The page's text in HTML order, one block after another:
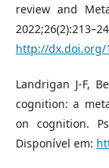
review and
http://dx.doi.org/
Landrigan J-F,
cognition: a
on cognition.
Disponível em: